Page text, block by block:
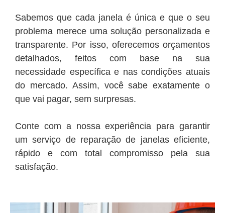
Sabemos que cada janela é única e que o seu
problema merece uma solução personalizada e
transparente. Por isso, oferecemos orçamentos
detalhados, feitos com base na sua
necessidade específica e nas condições atuais
do mercado. Assim, você sabe exatamente o
que vai pagar, sem surpresas.
Conte com a nossa experiência para garantir
um serviço de reparação de janelas eficiente,
rápido e com total compromisso pela sua
satisfação.